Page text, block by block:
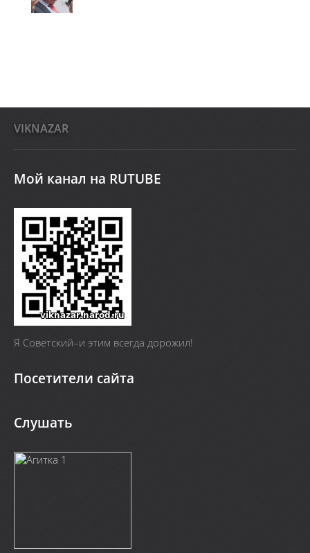
VIKNAZAR
Мой канал на RUTUBE
Я Cоветский–и этим всегда дорожил!
Посетители сайта
Слушать